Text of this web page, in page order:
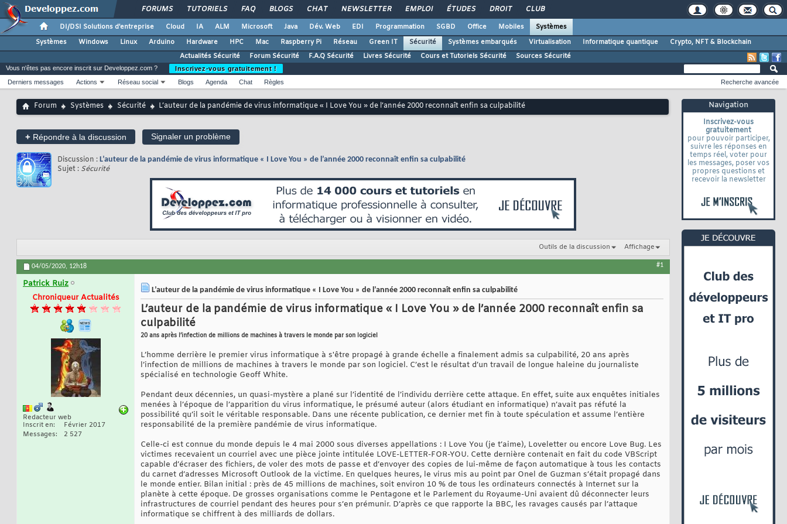
FORUMS TUTORIELS FAQ BLOGS CHAT NEWSLETTER EMPLOI ÉTUDES DROIT CLUB
DI/DSI Solutions d'entreprise Cloud IA ALM Microsoft Java Dév. Web EDI Programmation SGBD Office Mobiles
Systèmes
Systèmes
Windows Linux Arduino Hardware HPC Mac Raspberry Pi Réseau Green IT Sécurité Systèmes embarqués Virtualisation Informatique quantique
Crypto, NFT & Blockchain
Actualités Sécurité
Forum Sécurité F.A.Q Sécurité Livres Sécurité Cours et Tutoriels Sécurité Sources Sécurité
Navigation
Inscrivez-vous
gratuitement
pour pouvoir participer,
suivre les réponses en
temps réel, voter pour
les messages, poser vos
propres questions et
recevoir la newsletter
Vous n'êtes pas encore inscrit sur Developpez.com ?
Inscrivez-vous gratuitement !
Derniers messages
Actions Réseau social Blogs Agenda Chat Règles Recherche avancée
Forum Systèmes Sécurité L’auteur de la pandémie de virus informatique « I Love You » de l’année 2000 reconnaît enfin sa culpabilité
+ Répondre à la discussion Signaler un problème
Discussion : L’auteur de la pandémie de virus informatique « I Love You » de l’année 2000 reconnaît enfin sa culpabilité
Sujet : Sécurité
Outils de la discussion Affichage
04/05/2020, 12h18 #1
Patrick Ruiz
Chroniqueur Actualités
Redacteur web
Inscrit en
Février 2017
Messages
2 527
L’auteur de la pandémie de virus informatique « I Love You » de l’année 2000 reconnaît enfin sa culpabilité
L’auteur de la pandémie de virus informatique « I Love You » de l’année 2000 reconnaît enfin sa
culpabilité
20 ans après l’infection de millions de machines à travers le monde par son logiciel
L’homme derrière le premier virus informatique à s'être propagé à grande échelle a finalement admis sa culpabilité, 20 ans après
l’infection de millions de machines à travers le monde par son logiciel. C’est le résultat d’un travail de longue haleine du journaliste
spécialisé en technologie Geoff White.
Pendant deux décennies, un quasi-mystère a plané sur l’identité de l’individu derrière cette attaque. En effet, suite aux enquêtes initiales
menées à l’époque de l’apparition du virus informatique, le présumé auteur (alors étudiant en informatique) n’avait pas réfuté la
possibilité qu’il soit le véritable responsable. Dans une récente publication, ce dernier met fin à toute spéculation et assume l’entière
responsabilité de la première pandémie de virus informatique.
Celle-ci est connue du monde depuis le 4 mai 2000 sous diverses appellations : I Love You (je t’aime), Loveletter ou encore Love Bug. Les
victimes recevaient un courriel avec une pièce jointe intitulée LOVE-LETTER-FOR-YOU. Cette dernière contenait en fait du code VBScript
capable d’écraser des fichiers, de voler des mots de passe et d’envoyer des copies de lui-même de façon automatique à tous les contacts
du carnet d’adresses Microsoft Outlook de la victime. En quelques heures, le virus mis au point par Onel de Guzman s’était propagé dans
le monde entier. Bilan initial : près de 45 millions de machines, soit environ 10 % de tous les ordinateurs connectés à Internet sur la
planète à cette époque. De grosses organisations comme le Pentagone et le Parlement du Royaume-Uni avaient dû déconnecter leurs
infrastructures de courriel pendant des heures pour s’en prémunir. D’après ce que rapporte la BBC, les ravages causés par l’attaque
informatique se chiffrent à des milliards de dollars.